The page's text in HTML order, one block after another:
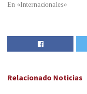
En «Internacionales»
Relacionado Noticias